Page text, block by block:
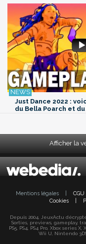
Just Dance 2022 :
du Bella Poarch et
Afficher la
Mentions légales CGU
Cookies
Depuis 2004, JeuxActu
Sorties, previews, gameplay,
PS5, PS4, PS4 Pro, Xbox series
Wii U, Nintendo